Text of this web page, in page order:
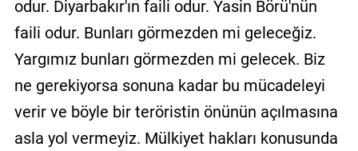
odur. Diyarbakır'ın faili odur. Yasin Börü'nün
faili odur. Bunları görmezden mi geleceğiz.
Yargımız bunları görmezden mi gelecek. Biz
ne gerekiyorsa sonuna kadar bu mücadeleyi
verir ve böyle bir teröristin önünün açılmasına
asla yol vermeyiz. Mülkiyet hakları konusunda